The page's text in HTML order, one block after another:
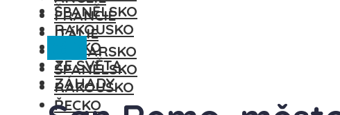
FRANCIE
ITÁLIE
MAĎARSKO
ŠPANĚLSKO
RAKOUSKO
ŘECKO
ŠPANĚLSKO
RAKOUSKO
ŘECKO
ZE SVĚTA
ZÁHADY